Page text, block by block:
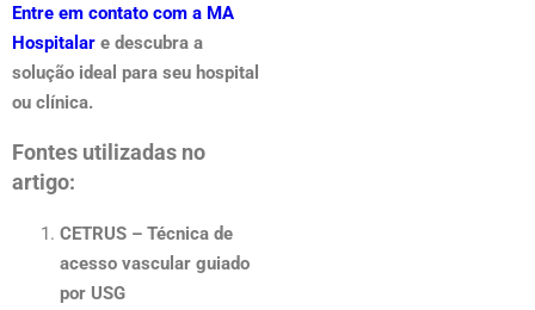
Entre em contato com a MA
Hospitalar e descubra a
solução ideal para seu hospital
ou clínica.
Fontes utilizadas no
artigo:
CETRUS – Técnica de
acesso vascular guiado
por USG